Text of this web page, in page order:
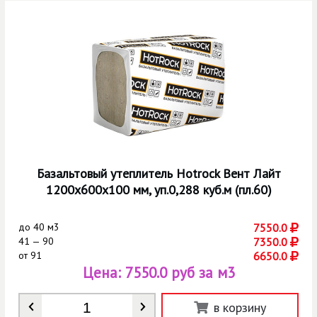
Базальтовый утеплитель Hotrock Вент Лайт
1200х600х100 мм, уп.0,288 куб.м (пл.60)
до 40 м3 7550.0
41 — 90 7350.0
от91 6650.0
Количество
Цена: 7550.0 руб за м3
в корзину